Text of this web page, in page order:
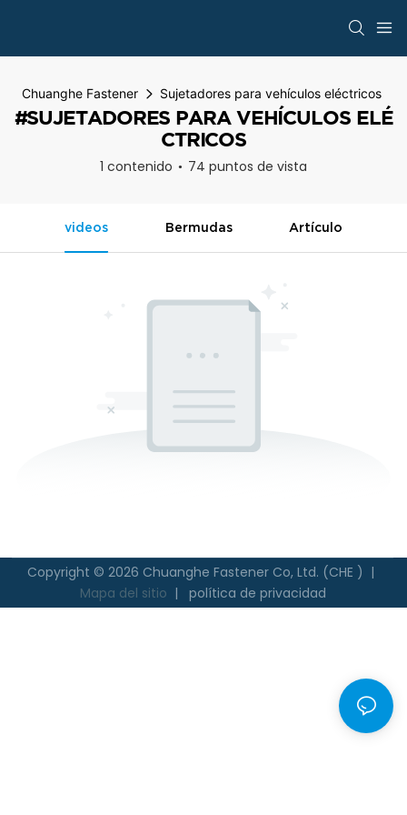
Chuanghe Fastener Sujetadores para vehículos eléctricos
#SUJETADORES PARA VEHÍCULOS ELÉ
CTRICOS
1 contenido
74 puntos de vista
videos Bermudas Artículo
Copyright © 2026 Chuanghe Fastener Co, Ltd. (CHE ) |
Mapa del sitio | política de privacidad